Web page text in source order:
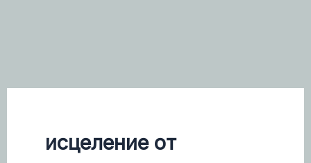
исцеление от